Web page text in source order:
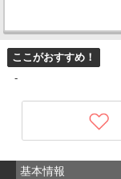
ここがおすすめ！
-
基本情報